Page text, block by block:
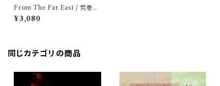
From The Far East / 荒巻茂
生
¥3,080
同じカテゴリの商品